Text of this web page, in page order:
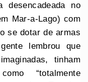
desencadeada no
Mar-a-Lago) com
se dotar de armas
lembrou que
tinham
“totalmente